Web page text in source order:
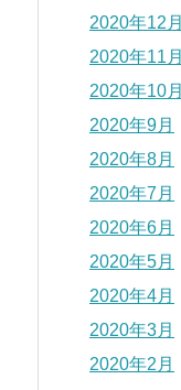
2020年12月
2020年11月
2020年10月
2020年9月
2020年8月
2020年7月
2020年6月
2020年5月
2020年4月
2020年3月
2020年2月